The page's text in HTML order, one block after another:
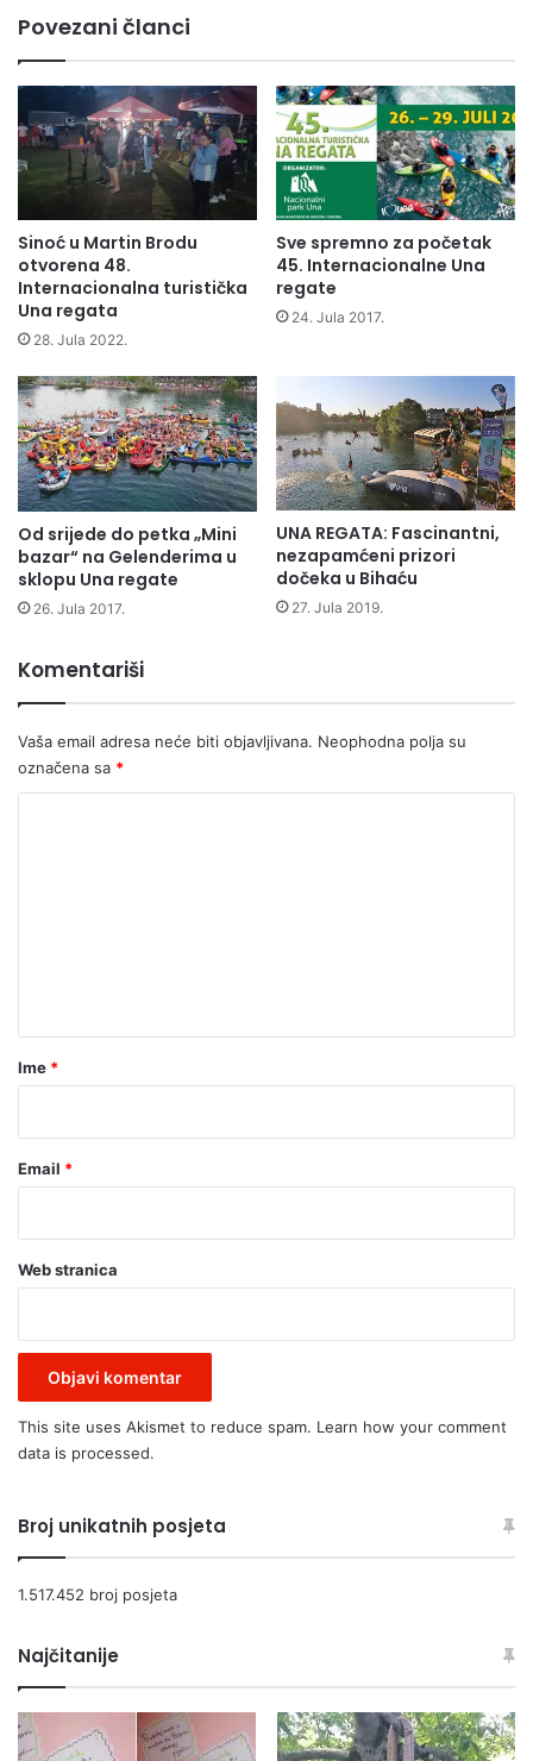
što
se
idu
"morati"
ugodan
boravak
na
Povezani članci
Sinoć u Martin Brodu
otvorena 48.
Internacionalna turistička
Una regata
28. Jula 2022.
Sve spremno za početak
45. Internacionalne Una
regate
24. Jula 2017.
Od srijede do petka „Mini
bazar“ na Gelenderima u
sklopu Una regate
26. Jula 2017.
UNA REGATA: Fascinantni,
nezapamćeni prizori
dočeka u Bihaću
27. Jula 2019.
Komentariši
Vaša email adresa neće biti objavljivana. Neophodna polja su
označena sa *
rIme *
Email *
Web stranica
This site uses Akismet to reduce spam. Learn how your comment
data is processed.
Broj unikatnih posjeta
1.517.452 broj posjeta
Najčitanije